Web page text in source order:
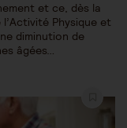
et ce, dès la
Physique et
diminution de
âgées…